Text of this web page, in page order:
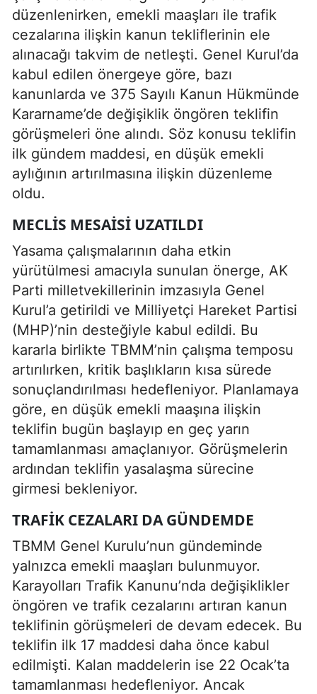
düzenlenirken, emekli maaşları ile trafik
cezalarına ilişkin kanun tekliflerinin ele
alınacağı takvim de netleşti. Genel Kurul’da
kabul edilen önergeye göre, bazı
kanunlarda ve 375 Sayılı Kanun Hükmünde
Kararname’de değişiklik öngören teklifin
görüşmeleri öne alındı. Söz konusu teklifin
ilk gündem maddesi, en düşük emekli
aylığının artırılmasına ilişkin düzenleme
oldu.
MECLIS MESAISI UZATILDI
Yasama çalışmalarının daha etkin
yürütülmesi amacıyla sunulan önerge, AK
Parti milletvekillerinin imzasıyla Genel
Kurul’a getirildi ve Milliyetçi Hareket Partisi
(MHP)’nin desteğiyle kabul edildi. Bu
kararla birlikte TBMM’nin çalışma temposu
artırılırken, kritik başlıkların kısa sürede
sonuçlandırılması hedefleniyor. Planlamaya
göre, en düşük emekli maaşına ilişkin
teklifin bugün başlayıp en geç yarın
tamamlanması amaçlanıyor. Görüşmelerin
ardından teklifin yasalaşma sürecine
girmesi bekleniyor.
TRAFIK CEZALARI DA GÜNDEMDE
TBMM Genel Kurulu’nun gündeminde
yalnızca emekli maaşları bulunmuyor.
Karayolları Trafik Kanunu’nda değişiklikler
öngören ve trafik cezalarını artıran kanun
teklifinin görüşmeleri de devam edecek. Bu
teklifin ilk 17 maddesi daha önce kabul
edilmişti. Kalan maddelerin ise 22 Ocak’ta
tamamlanması hedefleniyor. Ancak